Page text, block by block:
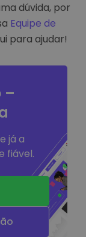
dúvida, por
Equipe de
para ajudar!
–
já a
fiável.